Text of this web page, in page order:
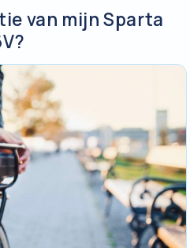
van mijn Sparta